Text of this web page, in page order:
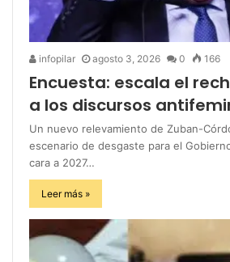
infopilar agosto 3, 2026 0 166
Encuesta: escala el
a los discursos
Un nuevo relevamiento de Zuban-
escenario de desgaste para el
cara a 2027…
Leer más »